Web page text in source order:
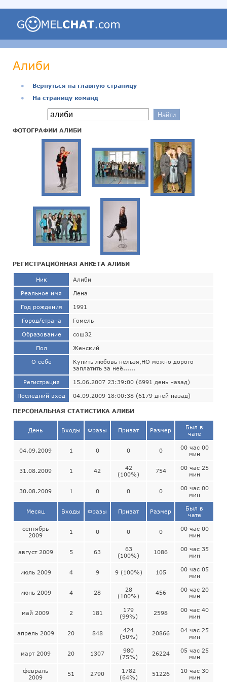
Алиби
●
Вернуться на главную страницу
●
На страницу команд
ФОТОГРАФИИ АЛИБИ
РЕГИСТРАЦИОННАЯ АНКЕТА АЛИБИ
Ник Алиби
Реальное имя Лена
Год рождения 1991
Город/страна Гомель
Образование сош32
Пол Женский
О себе
Купить любовь нельзя,НО можно дорого
заплатить за неё......
Регистрация 15.06.2007 23:39:00 (6991 день назад)
Последний вход 04.09.2009 18:00:38 (6179 дней назад)
ПЕРСОНАЛЬНАЯ СТАТИСТИКА АЛИБИ
День Входы Фразы Приват Размер
Был в
чате
04.09.2009 1 0 0 0
00 час 00
мин
31.08.2009 1 42
42
(100%)
754
00 час 25
мин
30.08.2009 1 0 0 0
00 час 00
мин
Месяц Входы Фразы Приват Размер
Был в
чате
сентябрь
2009
1 0 0 0
00 час 00
мин
август 2009 5 63
63
(100%)
1086
00 час 35
мин
июль 2009 4 9 9 (100%) 105
00 час 05
мин
июнь 2009 4 28
28
(100%)
456
00 час 20
мин
май 2009 2 181
179
(99%)
2598
00 час 40
мин
апрель 2009 20 848
424
(50%)
20866
04 час 25
мин
март 2009 20 1307
980
(75%)
26224
05 час 25
мин
февраль
2009
51 2790
1782
(64%)
51226
10 час 30
мин